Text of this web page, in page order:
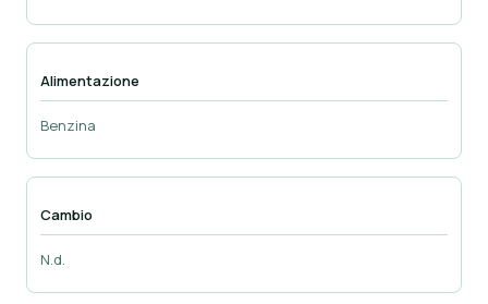
Alimentazione
Benzina
Cambio
N.d.